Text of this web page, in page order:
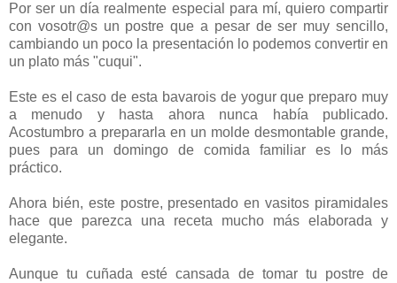
Por ser un día realmente especial para mí, quiero compartir
con vosotr@s un postre que a pesar de ser muy sencillo,
cambiando un poco la presentación lo podemos convertir en
un plato más "cuqui".
Este es el caso de esta bavarois de yogur que preparo muy
a menudo y hasta ahora nunca había publicado.
Acostumbro a prepararla en un molde desmontable grande,
pues para un domingo de comida familiar es lo más
práctico.
Ahora bién, este postre, presentado en vasitos piramidales
hace que parezca una receta mucho más elaborada y
elegante.
Aunque tu cuñada esté cansada de tomar tu postre de